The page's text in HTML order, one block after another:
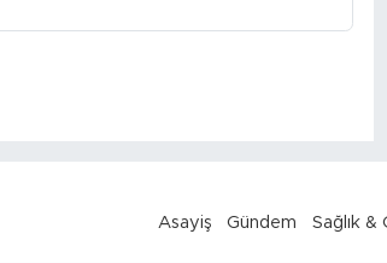
Asayiş Gündem Sağlık &